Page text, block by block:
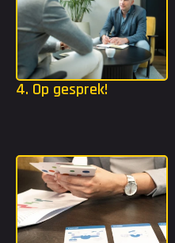
4. Op gesprek!